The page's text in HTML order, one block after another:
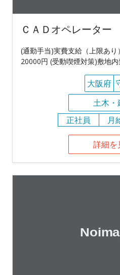
ＣＡＤオペレーター
(通勤手当)実費支給（上限あ
20000円 (受動喫煙対策)敷地
大阪府
土木・
正社員
月
詳細を